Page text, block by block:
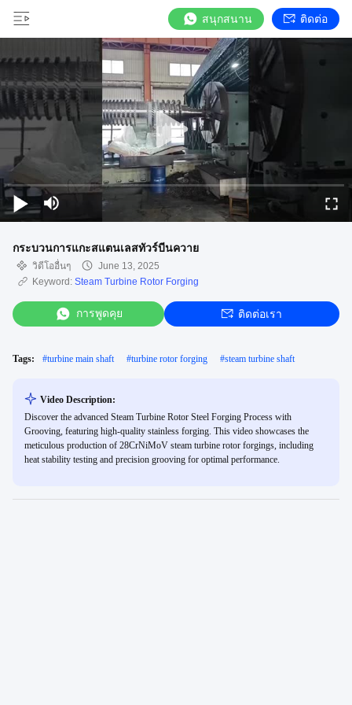
สนุกสนาน ติดต่อ
กระบวนการแกะสแตนเลสทัวร์บีนควาย
วิดีโออื่นๆ
June 13, 2025
Keyword: Steam Turbine Rotor Forging
การพูดคุย ติดต่อเรา
Tags: #turbine main shaft #turbine rotor forging #steam turbine shaft
Video Description:
Discover the advanced Steam Turbine Rotor Steel Forging Process with
Grooving, featuring high-quality stainless forging. This video showcases the
meticulous production of 28CrNiMoV steam turbine rotor forgings, including
heat stability testing and precision grooving for optimal performance.